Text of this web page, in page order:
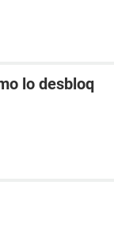
lo desbloq